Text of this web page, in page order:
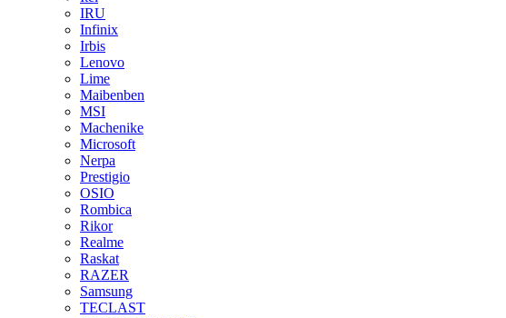
IRU
Infinix
Irbis
Lenovo
Lime
Maibenben
MSI
Machenike
Microsoft
Nerpa
Prestigio
OSIO
Rombica
Rikor
Realme
Raskat
RAZER
Samsung
TECLAST